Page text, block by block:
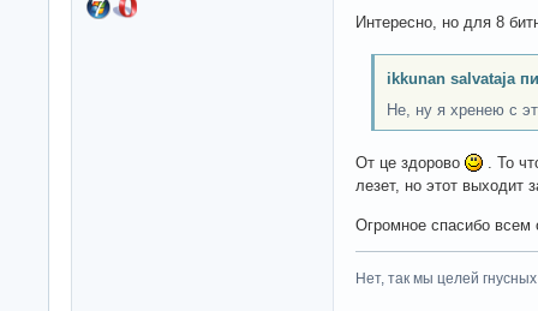
Интересно, но для 8
ikkunan salvataja
Не, ну я хренею с
От це здорово
. То
лезет, но этот выходит
Огромное спасибо всем
Нет, так мы целей